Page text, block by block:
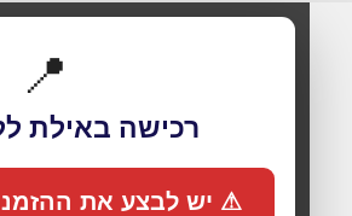
📍
רכישה באילת
⚠ יש לבצע את ההזמנה